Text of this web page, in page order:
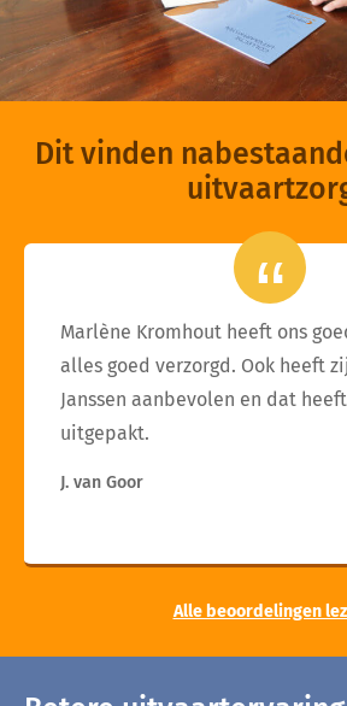
Dit vinden
Marlène Kromhout heeft ons
alles goed verzorgd. Ook heeft
Janssen aanbevolen en dat
uitgepakt.
J. van Goor
Alle beoordelingen